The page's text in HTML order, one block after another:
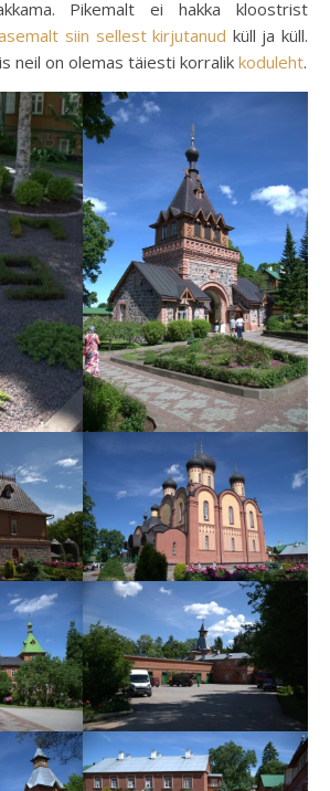
Pikemalt ei hakka kloostrist
siin sellest kirjutanud küll ja küll.
neil on olemas täiesti korralik koduleht.